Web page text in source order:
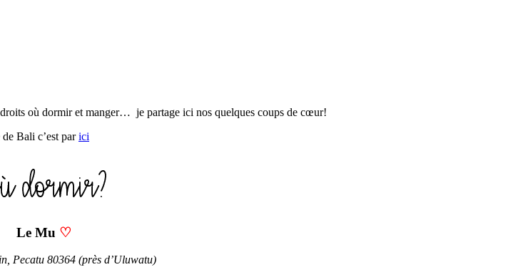
où dormir et manger… je partage ici nos quelques coups de cœur!
Bali c’est parici
Le Mu ♡
Pecatu 80364 (près d’Uluwatu)